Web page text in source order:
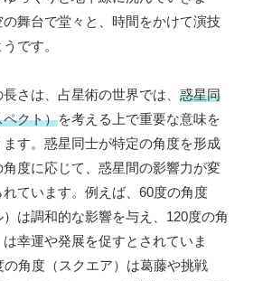
舞台で堂々と、時間をかけて演技
です。
さは、占星術の世界では、 惑星同
ペクト）を考える上で重要な意味を
す。惑星同士が特定の角度を形成
度に応じて、惑星間の影響力が変
ています。例えば、60度の角度
）は調和的な影響を与え、120度の角
幸運や発展を促すとされていま
の角度（スクエア）は葛藤や挑戦